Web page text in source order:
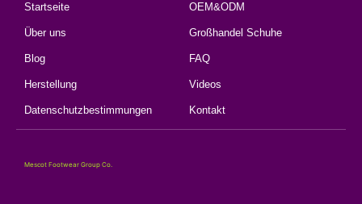
Startseite
Über uns
Blog
Herstellung
Datenschutzbestimmungen
OEM&ODM
Großhandel Schuhe
FAQ
Videos
Kontakt
Mescot Footwear Group Co.